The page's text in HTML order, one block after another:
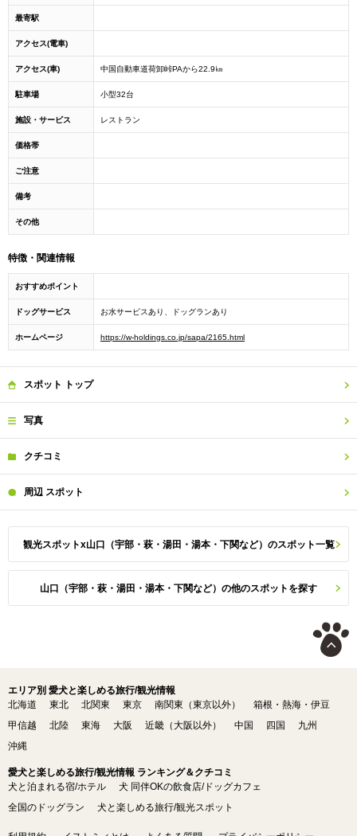
最寄駅
アクセス(電車)
アクセス(車) 中国自動車道荷卸峠PAから22.9㎞
駐車場 小型32台
施設・サービス レストラン
価格帯
ご注意
備考
その他
特徴・関連情報
おすすめポイント
ドッグサービス お水サービスあり、ドッグランあり
ホームページ https://w-holdings.co.jp/sapa/2165.html
スポット トップ
写真
クチコミ
周辺 スポット
観光スポットx山口（宇部・萩・湯田・湯本・下関など）のスポット一覧
山口（宇部・萩・湯田・湯本・下関など）の他のスポットを探す
エリア別 愛犬と楽しめる旅行/観光情報
北海道
東北 北関東 東京 南関東（東京以外）
箱根・熱海・伊豆
甲信越
北陸 東海 大阪 近畿（大阪以外） 中国 四国
九州
沖縄
愛犬と楽しめる旅行/観光情報 ランキング＆クチコミ
犬と泊まれる宿/ホテル
犬 同伴OKの飲食店/ドッグカフェ
全国のドッグラン
犬と楽しめる旅行/観光スポット